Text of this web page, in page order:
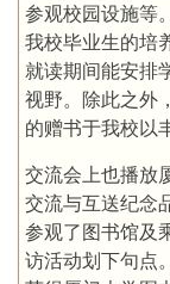
参观校园设施等
我校毕业生的培
就读期间能安排
视野。除此之外
的赠书于我校以
交流会上也播放
交流与互送纪念
参观了图书馆及
访活动划下句点